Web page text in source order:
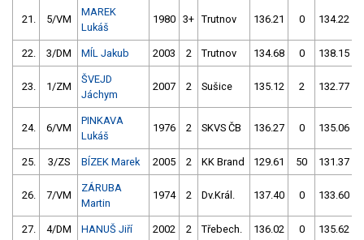
21. 5/VM
MAREK
Lukáš
1980 3+ Trutnov 136.21 0 134.22
22. 3/DM MÍL Jakub 2003 2 Trutnov 134.68 0 138.15
23. 1/ZM
ŠVEJD
Jáchym
2007 2 Sušice 135.12 2 132.77
24. 6/VM
PINKAVA
Lukáš
1976 2 SKVS ČB 136.27 0 135.06
25. 3/ZS BÍZEK Marek 2005 2 KK Brand 129.61 50 131.37
26. 7/VM
ZÁRUBA
Martin
1974 2 Dv.Král. 137.40 0 133.60
27. 4/DM HANUŠ Jiří 2002 2 Třebech. 136.02 0 135.62